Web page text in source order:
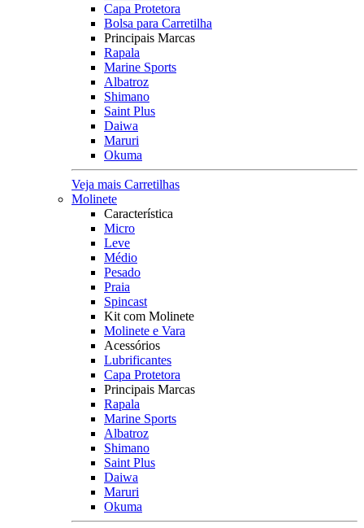
Capa Protetora
Bolsa para Carretilha
Principais Marcas
Rapala
Marine Sports
Albatroz
Shimano
Saint Plus
Daiwa
Maruri
Okuma
Veja mais Carretilhas
Molinete
Característica
Micro
Leve
Médio
Pesado
Praia
Spincast
Kit com Molinete
Molinete e Vara
Acessórios
Lubrificantes
Capa Protetora
Principais Marcas
Rapala
Marine Sports
Albatroz
Shimano
Saint Plus
Daiwa
Maruri
Okuma